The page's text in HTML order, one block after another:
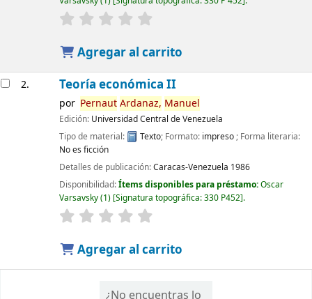
Agregar al carrito
2. Teoría económica II
por PernautArdanaz, Manuel
Edición: Universidad Central de Venezuela
Tipo de material:
Texto; Formato: impreso; Forma literaria:
No es ficción
Detalles de publicación:Caracas-Venezuela 1986
Disponibilidad:Ítems disponibles para préstamo:Oscar
Varsavsky(1) Signatura topográfica:330 P452 .
Agregar al carrito